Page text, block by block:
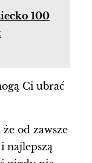
100
Ci ubrać
od zawsze
najlepszą